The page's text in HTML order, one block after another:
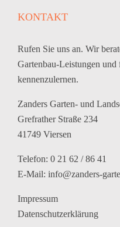
KONTAKT
Rufen Sie uns an. Wir
Gartenbau-Leistungen und
kennenzulernen.
Zanders Garten- und
Grefrather Straße 234
41749 Viersen
Telefon: 0 21 62 / 86 41
E-Mail: info@zanders-
Impressum
Datenschutzerklärung